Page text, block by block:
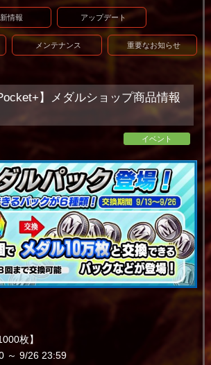
情報 アップデート
メンテナンス 重要なお知らせ
】メダルショップ商品情報
イベント
枚】
～ 9/26 23:59